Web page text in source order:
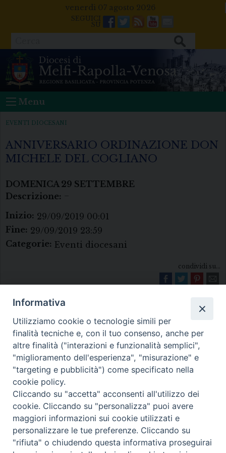
venerdì 07 agosto 2026
Facebook
Twitter
FeedsYoutube
Mail
Menu
EVENTI DIOCESANI
ANNIVERSARIO ORDINAZIONE DON
MICHELE DEL COGLIANO
DOMENICA 29 SETTEMBRE
Descrizione: –
Inizio: 29/09/2019 00:01
Fine: 29/09/2019 23:59
Categorie: Eventi diocesani
condividi su...
Diocesi di Melfi Rapolla Venosa
• Largo Duomo, 12 - 85025 MELFI (PZ) •
Tel. 0972238604
PEC ufficiale della Diocesi:
diocesi.melfi_rapolla_venosa@legalmail.it
Informativa
Utilizziamo cookie o tecnologie simili per
finalità tecniche e, con il tuo consenso, anche per
altre finalità ("interazioni e funzionalità semplici",
"miglioramento dell'esperienza", "misurazione" e
"targeting e pubblicità") come specificato nella
cookie policy.
Cliccando su "accetta" acconsenti all'utilizzo dei
cookie. Cliccando su "personalizza" puoi avere
maggiori informazioni sui cookie utilizzati e
personalizzare le tue preferenze. Cliccando su
"rifiuta" o chiudendo questa informativa proseguirai